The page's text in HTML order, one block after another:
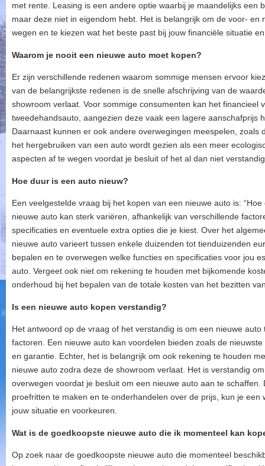
met rente. Leasing is een andere optie waarbij je maandelijks een
maar deze niet in eigendom hebt. Het is belangrijk om de voor- en
wegen en te kiezen wat het beste past bij jouw financiële situatie
Waarom je nooit een nieuwe auto moet kopen?
Er zijn verschillende redenen waarom sommige mensen ervoor
van de belangrijkste redenen is de snelle afschrijving van de
showroom verlaat. Voor sommige consumenten kan het financieel
tweedehandsauto, aangezien deze vaak een lagere aanschafprijs
Daarnaast kunnen er ook andere overwegingen meespelen, zoals
het hergebruiken van een auto wordt gezien als een meer
aspecten af te wegen voordat je besluit of het al dan niet
Hoe duur is een auto nieuw?
Een veelgestelde vraag bij het kopen van een nieuwe auto is:
nieuwe auto kan sterk variëren, afhankelijk van verschillende
specificaties en eventuele extra opties die je kiest. Over het
nieuwe auto varieert tussen enkele duizenden tot tienduizenden
bepalen en te overwegen welke functies en specificaties voor jou
auto. Vergeet ook niet om rekening te houden met bijkomende
onderhoud bij het bepalen van de totale kosten van het bezitten
Is een nieuwe auto kopen verstandig?
Het antwoord op de vraag of het verstandig is om een nieuwe
factoren. Een nieuwe auto kan voordelen bieden zoals de
en garantie. Echter, het is belangrijk om ook rekening te houden
nieuwe auto zodra deze de showroom verlaat. Het is verstandig
overwegen voordat je besluit om een nieuwe auto aan te
proefritten te maken en te onderhandelen over de prijs, kun je een
jouw situatie en voorkeuren.
Wat is de goedkoopste nieuwe auto die ik momenteel kan
Op zoek naar de goedkoopste nieuwe auto die momenteel